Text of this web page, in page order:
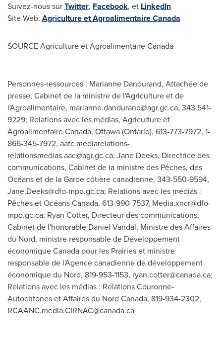
Suivez-nous surTwitter, Facebook, et LinkedIn
Site Web: Agriculture et Agroalimentaire Canada
SOURCE Agriculture et Agroalimentaire Canada
Personnes-ressources : Marianne Dandurand, Attachée de
presse, Cabinet de la ministre de l'Agriculture et de
l'Agroalimentaire, marianne.dandurand@agr.gc.ca, 343 541-
9229; Relations avec les médias, Agriculture et
Agroalimentaire Canada, Ottawa (Ontario), 613-773-7972, 1-
866-345-7972, aafc.mediarelations-
relationsmedias.aac@agr.gc.ca; Jane Deeks, Directrice des
communications, Cabinet de la ministre des Pêches, des
Océans et de la Garde côtière canadienne, 343-550-9594,
Jane.Deeks@dfo-mpo.gc.ca; Relations avec les médias :
Pêches et Océans Canada, 613-990-7537, Media.xncr@dfo-
mpo.gc.ca; Ryan Cotter, Directeur des communications,
Cabinet de l'honorable Daniel Vandal, Ministre des Affaires
du Nord, ministre responsable de Développement
économique Canada pour les Prairies et ministre
responsable de l'Agence canadienne de développement
économique du Nord, 819-953-1153, ryan.cotter@canada.ca;
Relations avec les médias : Relations Couronne-
Autochtones et Affaires du Nord Canada, 819-934-2302,
RCAANC.media.CIRNAC@canada.ca